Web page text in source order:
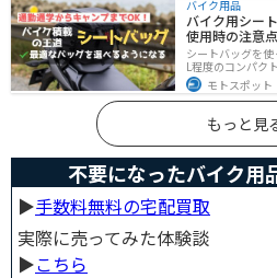
対策を紹介しま
るので、参考に
バイク用品
バイク用シー
使用時の注意
シートバッグを
L程度のコンパク
ズまでシートバ
選べば今よりも
この記事でバッグ
します。
モトスポット
もっと見
不要になったバイク用
▶︎手数料無料の宅配買取
実際に売ってみた体験談
▶︎こちら